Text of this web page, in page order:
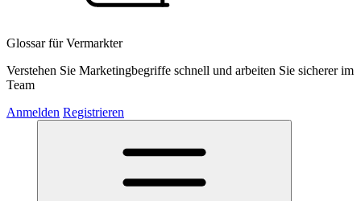
Glossar für Vermarkter
Verstehen Sie Marketingbegriffe schnell und arbeiten Sie sicherer im
Team
Anmelden Registrieren